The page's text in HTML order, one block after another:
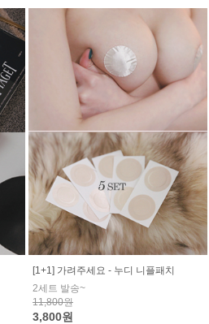
[1+1] 가려주세요 - 누디 니플패치
2세트 발송~
11,800원
3,800원